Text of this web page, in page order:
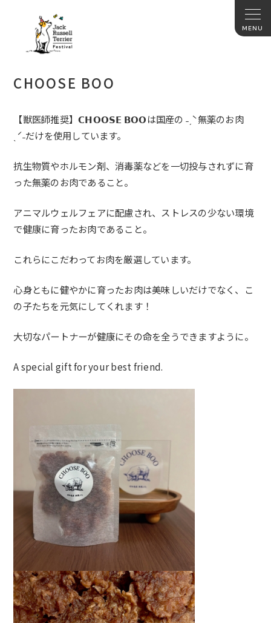
CHOOSE BOO
【獣医師推奨】𝗖𝗛𝗢𝗢𝗦𝗘 𝗕𝗢𝗢は国産の ˗ˏˋ無薬のお肉
ˎˊ˗だけを使用しています。
抗生物質やホルモン剤、消毒薬などを一切投与されずに育
った無薬のお肉であること。
アニマルウェルフェアに配慮され、 ストレスの少ない環境
で健康に育ったお肉であること。
これらにこだわってお肉を厳選しています。
心身ともに健やかに育ったお肉は美味しいだけでなく、
こ
の子たちを元気にしてくれます！
大切なパートナーが健康にその命を全うできますように。
A special gift for your best friend.